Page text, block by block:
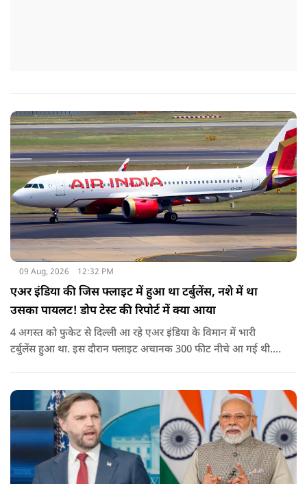
09 Aug, 2026 12:32 PM
एअर इंडिया की जिस फ्लाइट में हुआ था टर्बुलेंस, नशे में था
उसका पायलट! डोप टेस्ट की रिपोर्ट में क्या आया
4 अगस्त को फुकेट से दिल्ली आ रहे एअर इंडिया के विमान में भारी
टर्बुलेंस हुआ था. इस दौरान फ्लाइट अचानक 300 फीट नीचे आ गई थी.